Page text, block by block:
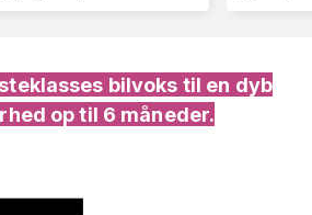
bilvoks til en dyb
op til 6 måneder.